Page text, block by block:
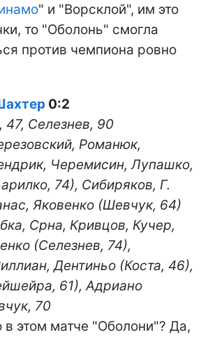
" и "Ворсклой", им это
то "Оболонь" смогла
против чемпиона ровно
0:2
47, Селезнев, 90
Романюк,
Черемисин, Лупашко,
74), Сибиряков, Г.
Яковенко (Шевчук, 64)
Срна, Кривцов, Кучер,
(Селезнев, 74),
Дентиньо (Коста, 46),
61), Адриано
70
в этом матче "Оболони"? Да,